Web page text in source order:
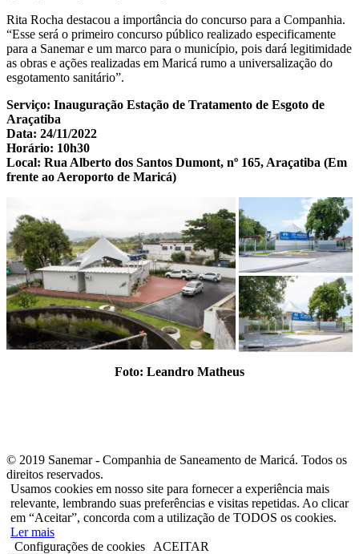
Rita Rocha destacou a importância do concurso para a Companhia.
“Esse será o primeiro concurso público realizado especificamente
para a Sanemar e um marco para o município, pois dará legitimidade
as obras e ações realizadas em Maricá rumo a universalização do
esgotamento sanitário”.
Serviço: Inauguração Estação de Tratamento de Esgoto de
Araçatiba
Data: 24/11/2022
Horário: 10h30
Local: Rua Alberto dos Santos Dumont, nº 165, Araçatiba (Em
frente ao Aeroporto de Maricá)
Foto: Leandro Matheus
© 2019 Sanemar - Companhia de Saneamento de Maricá. Todos os
direitos reservados.
Usamos cookies em nosso site para fornecer a experiência mais
relevante, lembrando suas preferências e visitas repetidas. Ao clicar
em “Aceitar”, concorda com a utilização de TODOS os cookies.
Ler mais
Configurações de cookies
ACEITAR